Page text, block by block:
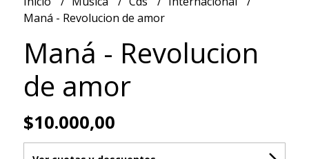
Maná - Revolucion de amor
Maná - Revolucion
de amor
$10.000,00